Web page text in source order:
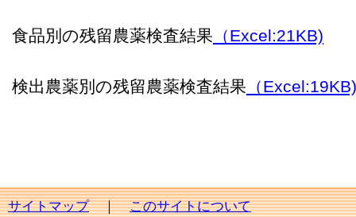
食品別の残留農薬検査結果 （Excel:21KB)
検出農薬別の残留農薬検査結果 （Excel:19KB)
サイトマップ｜このサイトについて